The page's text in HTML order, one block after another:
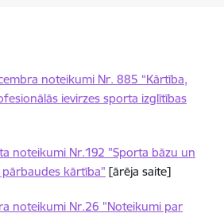
noteikumi Nr. 885 “Kārtība,
ievirzes sporta izglītības
noteikumi Nr.192 "Sporta bāzu un
kārtība" [ārēja saite]
noteikumi Nr.26 "Noteikumi par